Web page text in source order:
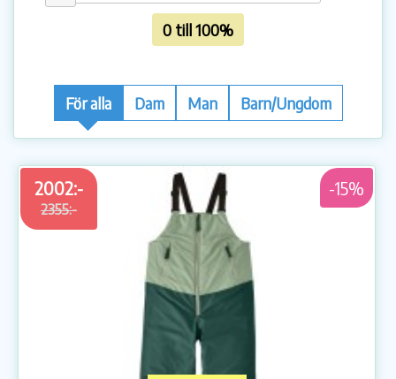
0 till 100%
För alla Dam Man Barn/Ungdom
2002:-
2355:-
-15%